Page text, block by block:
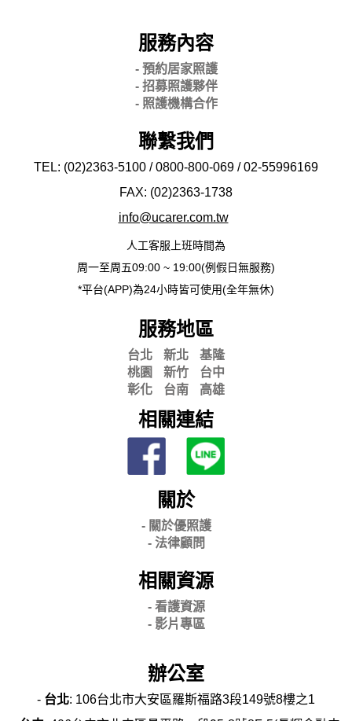
服務內容
- 預約居家照護
- 招募照護夥伴
- 照護機構合作
聯繫我們
TEL: (02)2363-5100 / 0800-800-069 / 02-55996169
FAX: (02)2363-1738
info@ucarer.com.tw
人工客服上班時間為
周一至周五09:00 ~ 19:00(例假日無服務)
*平台(APP)為24小時皆可使用(全年無休)
服務地區
台北 新北
基隆
桃園
新竹
台中
彰化
台南 高雄
相關連結
關於
- 關於優照護
- 法律顧問
相關資源
- 看護資源
- 影片專區
辦公室
- 台北: 106台北市大安區羅斯福路3段149號8樓之1